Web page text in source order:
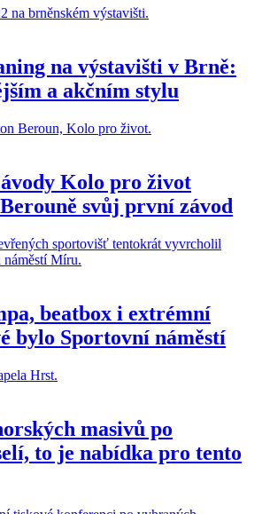
na výstavišti v Brně:
a akčním stylu
Kolo pro život
svůj první závod
beatbox i extrémní
bylo Sportovní náměstí
masivů po
to je nabídka pro tento